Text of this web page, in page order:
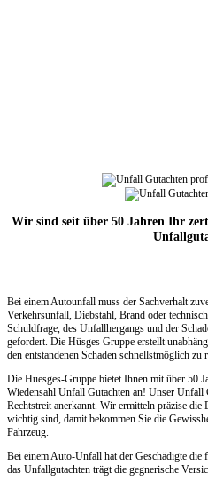
Wir sind seit über 50 Jahren Ihr
Bei einem Autounfall muss der Sachverhalt
Verkehrsunfall, Diebstahl, Brand oder
Schuldfrage, des Unfallhergangs und der
gefordert. Die Hüsges Gruppe erstellt
den entstandenen Schaden schnellstmöglich zu
Die Huesges-Gruppe bietet Ihnen mit über 50
Wiedensahl Unfall Gutachten an! Unser
Rechtstreit anerkannt. Wir ermitteln präzise
wichtig sind, damit bekommen Sie die
Fahrzeug.
Bei einem Auto-Unfall hat der Geschädigte
das Unfallgutachten trägt die gegnerische